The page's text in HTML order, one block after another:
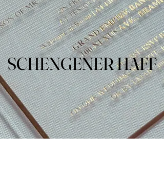
SCHENGENER HAFF
SCHENGENER HAFF